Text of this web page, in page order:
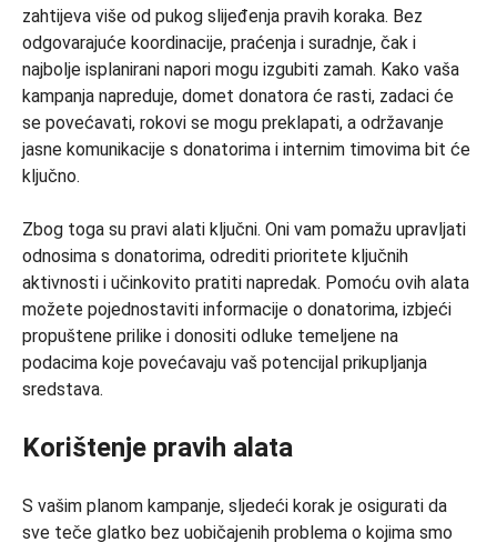
zahtijeva više od pukog slijeđenja pravih koraka. Bez
odgovarajuće koordinacije, praćenja i suradnje, čak i
najbolje isplanirani napori mogu izgubiti zamah. Kako vaša
kampanja napreduje, domet donatora će rasti, zadaci će
se povećavati, rokovi se mogu preklapati, a održavanje
jasne komunikacije s donatorima i internim timovima bit će
ključno.
Zbog toga su pravi alati ključni. Oni vam pomažu upravljati
odnosima s donatorima, odrediti prioritete ključnih
aktivnosti i učinkovito pratiti napredak. Pomoću ovih alata
možete pojednostaviti informacije o donatorima, izbjeći
propuštene prilike i donositi odluke temeljene na
podacima koje povećavaju vaš potencijal prikupljanja
sredstava.
Korištenje pravih alata
S vašim planom kampanje, sljedeći korak je osigurati da
sve teče glatko bez uobičajenih problema o kojima smo